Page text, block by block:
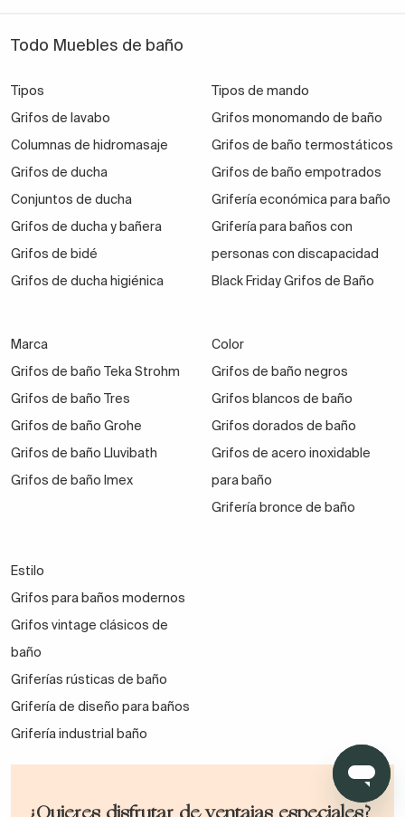
¿Te gustaría hacerlo? También si estás pensando en
presupuesto de reformas o decoración en esta
estancia de la casa.
En nuestro catálogo hay
griferías de baño
muy económicas.
Los conjuntos de ducha empotradoste podrían venir
Quieres aprovechar el espacio de ducha al
milímetro porque tu baño no es muy grande.
Tienes un plato de ducha pequeño pero quieres un
conjunto actual y bonito.
es así, decántate sin dudarlo por algún conjunto de
ducha empotrado de nuestra web. ¡No te va a
decepcionar!
Todo Muebles de baño
Tipos
Grifos de lavabo
Columnas de hidromasaje
Grifos de ducha
Conjuntos de ducha
Grifos de ducha y bañera
Grifos de bidé
Grifos de ducha higiénica
Tipos de mando
Grifos monomando de baño
Grifos de baño termostáticos
Grifos de baño empotrados
Grifería económica para baño
Grifería para baños con
personas con discapacidad
Black Friday Grifos de Baño
Marca
Grifos de baño Teka Strohm
Grifos de baño Tres
Grifos de baño Grohe
Grifos de baño Lluvibath
Grifos de baño Imex
Color
Grifos de baño negros
Grifos blancos de baño
Grifos dorados de baño
Grifos de acero inoxidable
para baño
Grifería bronce de baño
Estilo
Grifos para baños modernos
Grifos vintage clásicos de
baño
Griferías rústicas de baño
Grifería de diseño para baños
Grifería industrial baño